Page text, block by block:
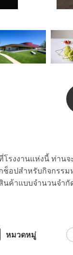
โรงงานแห่งนี้ ท่าน
ช็อปสำหรับกิจกรร
นค้าแบบจำนวนจำ
หมวดหมู่